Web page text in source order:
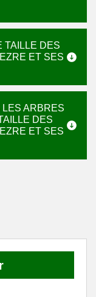
TAILLE DES
ET SES
ARBRES
DES
ET SES